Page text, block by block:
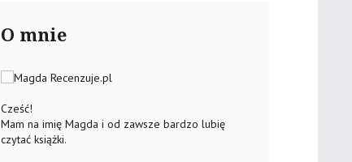
O mnie
Cześć!
Mam na imię Magda i od zawsze bardzo lubię
czytać książki.